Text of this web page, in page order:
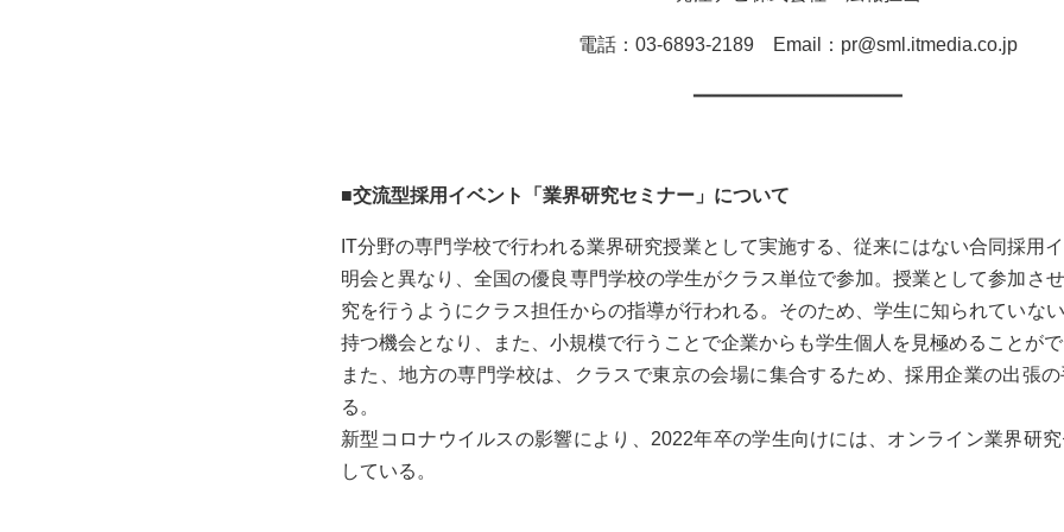
電話：03-6893-2189 Email： pr@sml.itmedia.co.jp
━━━━━━━━━━━━━━━━━━━━━━
■交流型採用イベント「業界研究セミナー」について
IT分野の専門学校で行われる業界研究授業として実施する、従来にはない合同採用
明会と異なり、全国の優良専門学校の学生がクラス単位で参加。授業として参加さ
究を行うようにクラス担任からの指導が行われる。そのため、学生に知られていな
持つ機会となり、また、小規模で行うことで企業からも学生個人を見極めることが
また、地方の専門学校は、クラスで東京の会場に集合するため、採用企業の出張
る。
新型コロナウイルスの影響により、2022年卒の学生向けには、オンライン業界研
している。